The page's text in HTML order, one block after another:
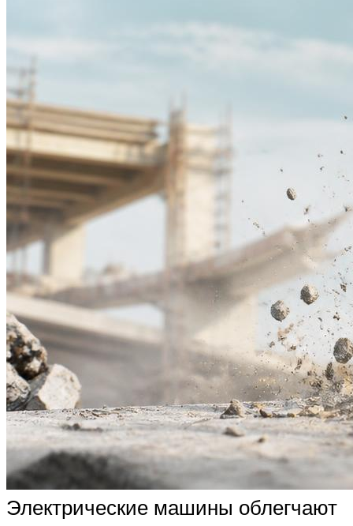
Электрические машины облегчают